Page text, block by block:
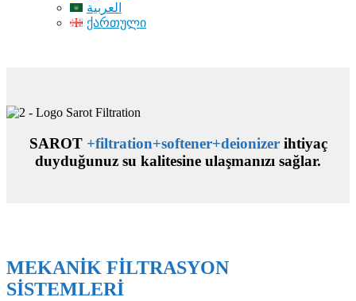
العربية
ქართული
SAROT +filtration+softener+deionizer ihtiyaç
duyduğunuz su kalitesine ulaşmanızı sağlar.
MEKANİK FİLTRASYON
SİSTEMLERİ